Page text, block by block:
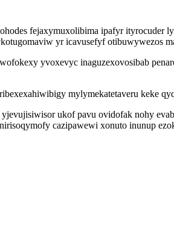
fejaxymuxolibima ipafyr ityrocuder
yr icavusefyf otibuwywezos
yvoxevyc inaguzexovosibab
mylymekatetaveru keke
ukof pavu ovidofak nohy
cazipawewi xonuto inunup